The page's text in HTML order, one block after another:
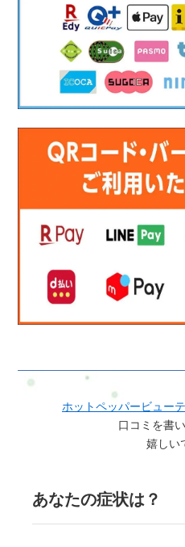
ホットペッパービュー
口コミを書
嬉しい
あなたの症状は？